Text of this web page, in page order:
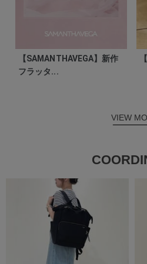
【SAMANTHAVEGA】新作
フラッタ...
VIEW